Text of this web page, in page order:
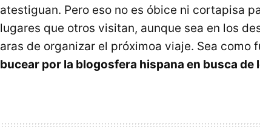
atestiguan. Pero eso no es óbice ni cortapisa
lugares que otros visitan, aunque sea en los
aras de organizar el próximoa viaje. Sea como
bucear por la blogosfera hispana en busca de